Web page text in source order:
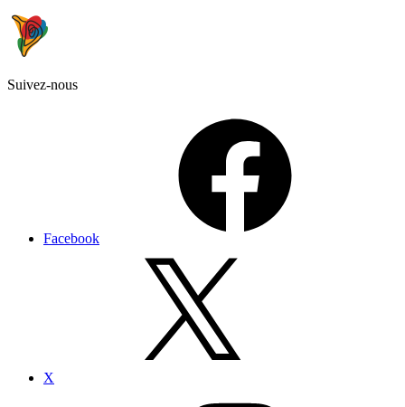
Suivez-nous
Facebook
X